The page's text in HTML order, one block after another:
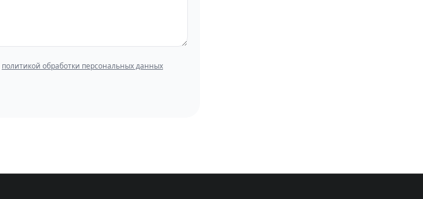
политикой обработки персональных данных